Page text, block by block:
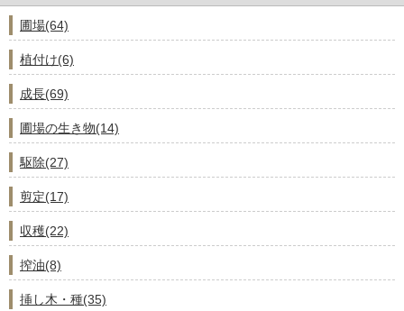
圃場(64)
植付け(6)
成長(69)
圃場の生き物(14)
駆除(27)
剪定(17)
収穫(22)
搾油(8)
挿し木・種(35)